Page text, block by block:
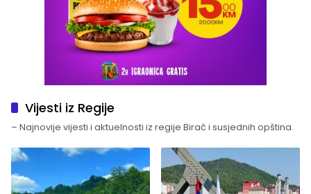
Vijesti iz Regije
– Najnovije vijesti i aktuelnosti iz regije Birač i susjednih opština.